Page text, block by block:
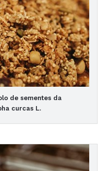
de sementes da
curcas L.